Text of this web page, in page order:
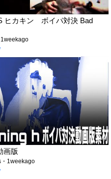
ヒカキン ボイパ対決 Bad
画版
1weekago